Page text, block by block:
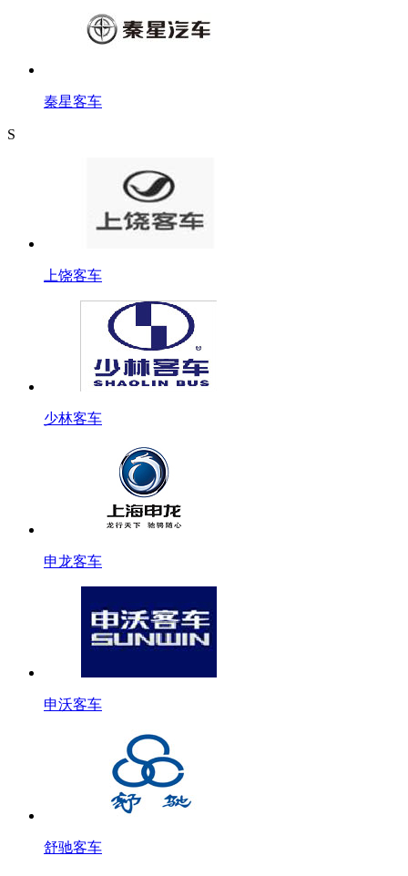
秦星客车
S
上饶客车
少林客车
申龙客车
申沃客车
舒驰客车